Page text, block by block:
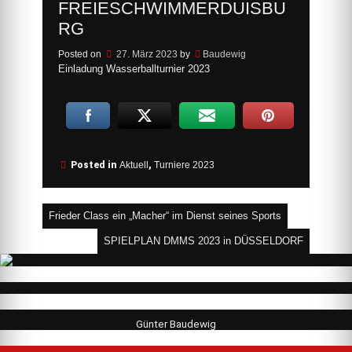
FREIESCHWIMMERDUISBU
RG
Posted on 27. März 2023 by Baudewig
Einladung Wasserballturnier 2023
Posted in Aktuell , Turniere 2023
Beitragsnavigation
Frieder Class ein „Macher“ im Dienst seines Sports
SPIELPLAN DMMS 2023 in DÜSSELDORF
Günter Baudewig